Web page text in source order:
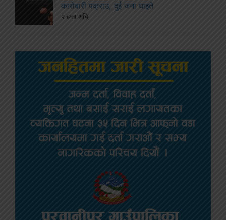
कारोबारी पक्राउ, दुई जना घाइते
२ हप्ता अघि